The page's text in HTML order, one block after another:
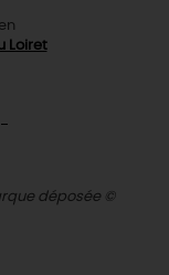
Loiret
déposée ©